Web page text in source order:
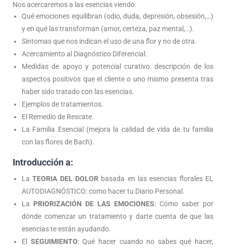
Nos acercaremos a las esencias viendo:
Qué emociones equilibran (odio, duda, depresión, obsesión,…)
y en qué las transforman (amor, certeza, paz mental,…).
Síntomas que nos indican el uso de una flor y no de otra.
Acercamiento al Diagnóstico Diferencial.
Medidas de apoyo y potencial curativo: descripción de los
aspectos positivos que el cliente o uno mismo presenta tras
haber sido tratado con las esencias.
Ejemplos de tratamientos.
El Remedio de Rescate.
La Familia Esencial (mejora la calidad de vida de tu familia
con las flores de Bach).
Introducción a:
LaTEORIA DEL DOLOR basada en las esencias florales EL
AUTODIAGNÓSTICO: como hacer tu Diario Personal.
La PRIORIZACIÓN DE LAS EMOCIONES: Cómo saber por
dónde comenzar un tratamiento y darte cuenta de que las
esencias te están ayudando.
El SEGUIMIENTO: Qué hacer cuando no sabes qué hacer,